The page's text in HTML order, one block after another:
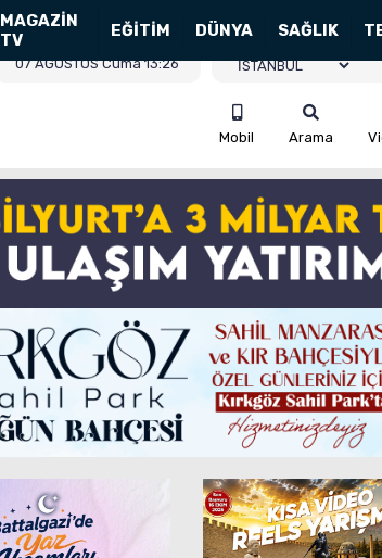
MAGAZİN
TV
EĞİTİM DÜNYA SAĞLIK
07 AĞUSTOS Cuma 13:26
Mobil Arama